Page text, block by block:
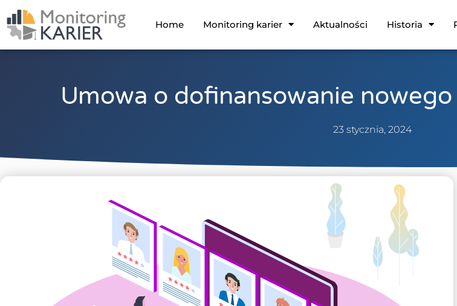
Home Monitoring karier Aktualności Historia
Umowa o dofinansowanie
23 stycznia, 2024